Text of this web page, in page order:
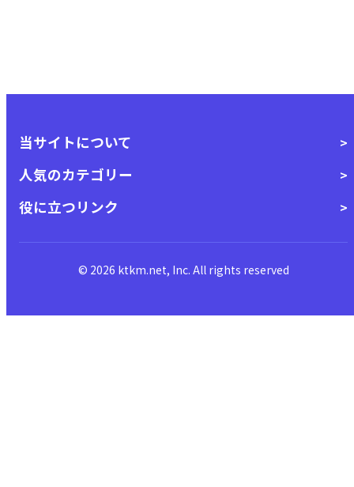
当サイトについて
人気のカテゴリー
役に立つリンク
© 2026 ktkm.net, Inc. All rights reserved